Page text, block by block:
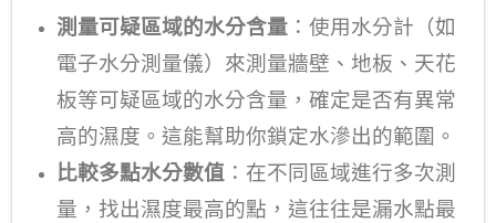
測量可疑區域的水分含量 ：使用水分計（如
電子水分測量儀）來測量牆壁、地板、天花
板等可疑區域的水分含量，確定是否有異常
高的濕度。這能幫助你鎖定水滲出的範圍。
比較多點水分數值 ：在不同區域進行多次測
量，找出濕度最高的點，這往往是漏水點最